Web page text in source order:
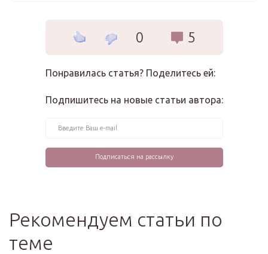
0 5
Понравилась статья? Поделитесь ей:
Подпишитесь на новые статьи автора:
Рекомендуем статьи по
теме